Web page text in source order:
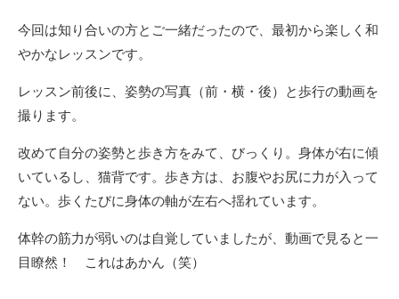
今回は知り合いの方とご一緒だったので、最初から楽しく和
やかなレッスンです。
レッスン前後に、姿勢の写真（前・横・後）と歩行の動画を
撮ります。
改めて自分の姿勢と歩き方をみて、びっくり。身体が右に傾
いているし、猫背です。歩き方は、お腹やお尻に力が入って
ない。歩くたびに身体の軸が左右へ揺れています。
体幹の筋力が弱いのは自覚していましたが、動画で見ると一
目瞭然！ これはあかん（笑）